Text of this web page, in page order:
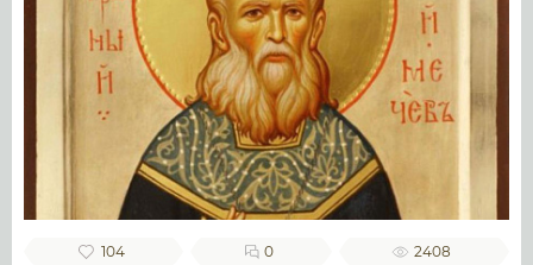
104 0 2408